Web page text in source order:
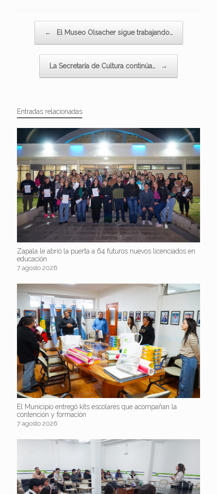
← El Museo Olsacher sigue trabajando…
La Secretaría de Cultura continúa… →
Entradas relacionadas
Zapala le abrió la puerta a 64 futuros nuevos licenciados en
educación
7 agosto 2026
El Municipio entregó kits escolares que acompañan la
contención y formación
7 agosto 2026